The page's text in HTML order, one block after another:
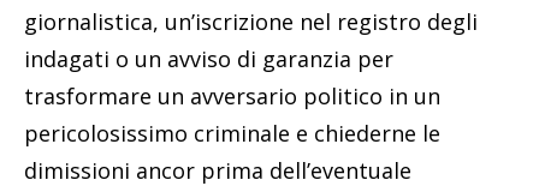
giornalistica, un’iscrizione nel registro degli
indagati o un avviso di garanzia per
trasformare un avversario politico in un
pericolosissimo criminale e chiederne le
dimissioni ancor prima dell’eventuale